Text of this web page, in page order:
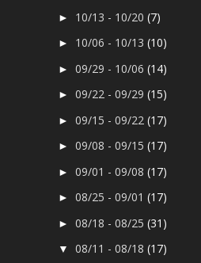
► 10/13 - 10/20(7)
► 10/06 - 10/13(10)
►09/29 - 10/06(14)
►09/22 - 09/29(15)
►09/15 - 09/22(17)
►09/08 - 09/15(17)
►09/01 - 09/08(17)
►08/25 - 09/01(17)
►08/18 - 08/25(31)
▼08/11 - 08/18(17)